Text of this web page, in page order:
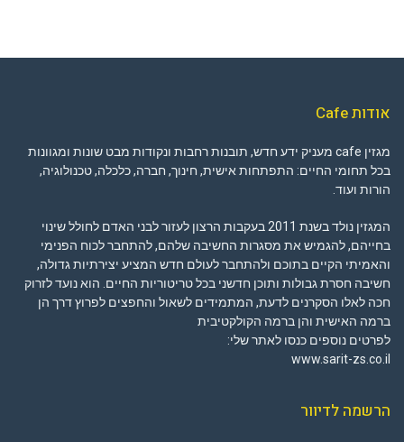
אודות Cafe
מגזין cafe מעניק ידע חדש, תובנות רחבות ונקודות מבט שונות ומגוונות
בכל תחומי החיים: התפתחות אישית, חינוך, חברה, כלכלה, טכנולוגיה,
הורות ועוד.
המגזין נולד בשנת 2011 בעקבות הרצון לעזור לבני האדם לחולל שינוי
בחייהם, להגמיש את מסגרות החשיבה שלהם, להתחבר לכוח הפנימי
והאמיתי הקיים בתוכם ולהתחבר לעולם חדש המציע יצירתיות גדולה,
חשיבה חסרת גבולות ותוכן חדשני בכל טריטוריות החיים. הוא נועד לזרוק
חכה לאלו הסקרנים לדעת, המתמידים לשאול והחפצים לפרוץ דרך הן
ברמה האישית והן ברמה הקולקטיבית
לפרטים נוספים כנסו לאתר שלי:
www.sarit-zs.co.il
הרשמה לדיוור